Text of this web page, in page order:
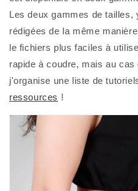
Les deux gammes de
rédigées de la même
le fichiers plus faciles à
rapide à coudre, mais au
j'organise une liste de
ressources !